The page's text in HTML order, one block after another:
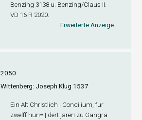
Benzing 3138 u. Benzing/Claus II.
VD 16 R 2020.
Erweiterte Anzeige
2050
Wittenberg: Joseph Klug 1537
Ein Alt Christlich | Concilium, fur
zwelff hun= | dert jaren zu Gangra